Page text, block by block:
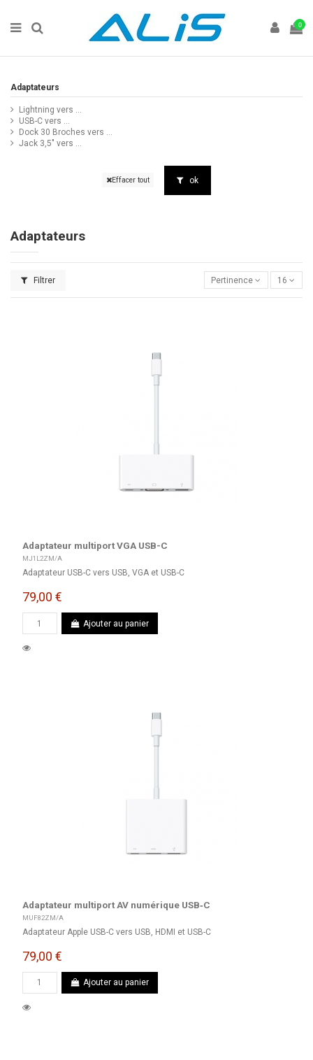
0
Adaptateurs
Filtrer Pertinence 16
Adaptateur multiport VGA USB-C
MJ1L2ZM/A
Adaptateur USB-C vers USB, VGA et USB-C
79,00 €
Ajouter au panier
Adaptateur multiport AV numérique USB‑C
MUF82ZM/A
Adaptateur Apple USB-C vers USB, HDMI et USB-C
79,00 €
Ajouter au panier
Adaptateurs
Lightning vers ...
USB-C vers ...
Dock 30 Broches vers ...
Jack 3,5" vers ...
Effacer tout ok